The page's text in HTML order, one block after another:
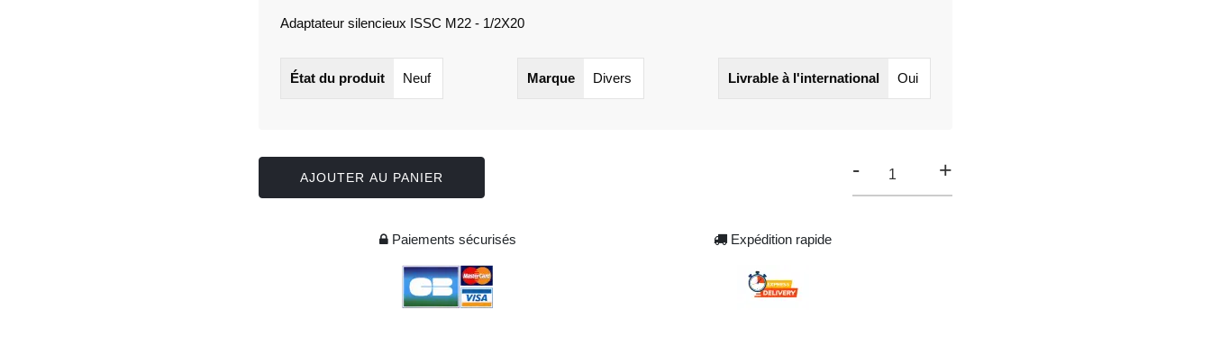
Adaptateur silencieux ISSC M22 - 1/2X20
État du produit Neuf Marque Divers Livrable à l'international Oui
AJOUTER AU PANIER - +
Paiements sécurisés Expédition rapide